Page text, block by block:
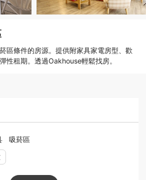
區條件的房源。提供附家具家電房型、歡
性租期。透過Oakhouse輕鬆找房。
吸菸區